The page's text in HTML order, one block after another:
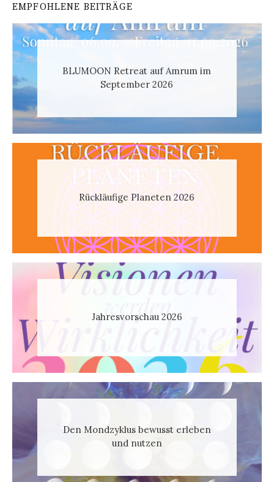
EMPFOHLENE BEITRÄGE
BLUMOON Retreat auf Amrum im
September 2026
Rückläufige Planeten 2026
Jahresvorschau 2026
Den Mondzyklus bewusst erleben
und nutzen